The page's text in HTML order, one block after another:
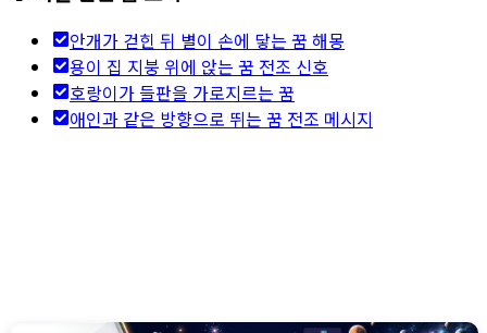
안개가 걷힌 뒤 별이 손에 닿는 꿈 해몽
용이 집 지붕 위에 앉는 꿈 전조 신호
호랑이가 들판을 가로지르는 꿈
애인과 같은 방향으로 뛰는 꿈 전조 메시지